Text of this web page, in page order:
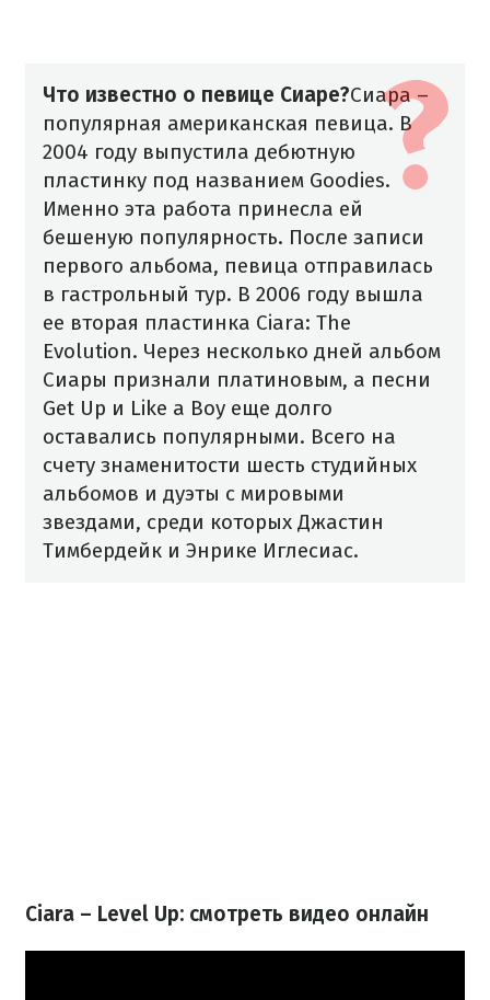
Что известно о певице Сиаре?Сиара –
популярная американская певица. В
2004 году выпустила дебютную
пластинку под названием Goodies.
Именно эта работа принесла ей
бешеную популярность. После записи
первого альбома, певица отправилась
в гастрольный тур. В 2006 году вышла
ее вторая пластинка Ciara: The
Evolution. Через несколько дней альбом
Сиары признали платиновым, а песни
Get Up и Like a Boy еще долго
оставались популярными. Всего на
счету знаменитости шесть студийных
альбомов и дуэты с мировыми
звездами, среди которых Джастин
Тимбердейк и Энрике Иглесиас.
Ciara – Level Up: смотреть видео онлайн